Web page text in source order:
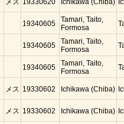
メス 19330620 Ichikawa (Chiba)
19340605
Tamari, Taito,
Formosa
19340605
Tamari, Taito,
Formosa
19340605
Tamari, Taito,
Formosa
メス 19330602 Ichikawa (Chiba)
メス 19330602 Ichikawa (Chiba)